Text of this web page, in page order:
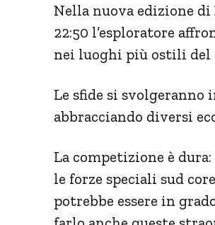
Nella nuova edizione di
22:50 l’esploratore
nei luoghi più ostili del
Le sfide si svolgeranno
abbracciando diversi
La competizione è
le forze speciali sud
potrebbe essere in